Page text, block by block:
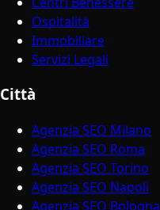
Ospitalità
Immobiliare
Servizi Legali
Città
Agenzia SEO Milano
Agenzia SEO Roma
Agenzia SEO Torino
Agenzia SEO Napoli
Agenzia SEO Bologna